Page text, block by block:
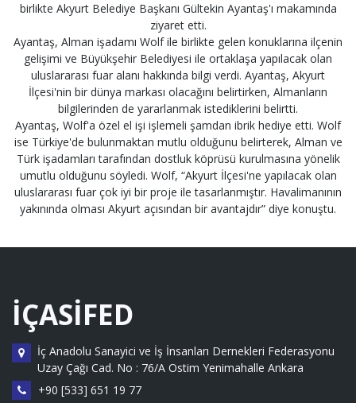
birlikte Akyurt Belediye Başkanı Gültekin Ayantaş'ı makamında
ziyaret etti.
Ayantaş, Alman işadamı Wolf ile birlikte gelen konuklarına ilçenin
gelişimi ve Büyükşehir Belediyesi ile ortaklaşa yapılacak olan
uluslararası fuar alanı hakkında bilgi verdi. Ayantaş, Akyurt
İlçesi'nin bir dünya markası olacağını belirtirken, Almanların
bilgilerinden de yararlanmak istediklerini belirtti.
Ayantaş, Wolf'a özel el işi işlemeli şamdan ibrik hediye etti. Wolf
ise Türkiye'de bulunmaktan mutlu olduğunu belirterek, Alman ve
Türk işadamları tarafından dostluk köprüsü kurulmasına yönelik
umutlu olduğunu söyledi. Wolf, “Akyurt İlçesi'ne yapılacak olan
uluslararası fuar çok iyi bir proje ile tasarlanmıştır. Havalimanının
yakınında olması Akyurt açısından bir avantajdır” diye konuştu.
İÇASİFED
İç Anadolu Sanayici ve İş İnsanları Dernekleri Federasyonu
Uzay Çağı Cad. No : 76/A Ostim Yenimahalle Ankara
+90 [533] 651 19 77